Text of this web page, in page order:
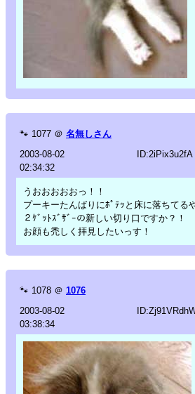
🐾 1077 ＠ 名無しさん
2003-08-02
02:34:32
ID:2iPix3u2fA
うおおおおおっ！！
プーキーたんばりにﾎﾟﾃｯと床に落ちてる
２ｹﾞｯﾄｽﾞｻﾞｰの新しい切り口ですか？！
お顔も禿しく拝見したいっす！
🐾 1078 ＠ 1076
2003-08-02
03:38:34